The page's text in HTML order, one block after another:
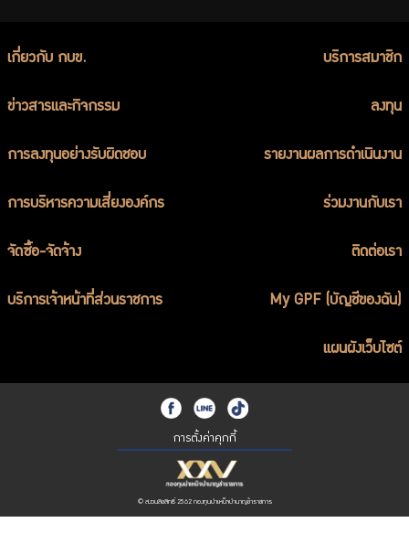
เกี่ยวกับ กบข. บริการสมาชิก
ข่าวสารและกิจกรรม ลงทุน
การลงทุนอย่างรับผิดชอบ รายงานผลการดำเนินงาน
การบริหารความเสี่ยงองค์กร ร่วมงานกับเรา
จัดซื้อ-จัดจ้าง ติดต่อเรา
บริการเจ้าหน้าที่ส่วนราชการ My GPF (บัญชีของฉัน)
แผนผังเว็บไซต์
การตั้งค่าคุกกี้
© สงวนลิขสิทธิ์ 2562 กองทุนบำเหน็จบำนาญข้าราชการ